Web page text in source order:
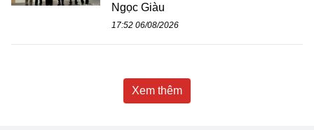
Ngọc Giàu
17:52 06/08/2026
Xem thêm